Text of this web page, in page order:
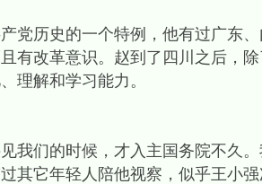
历史的一个特例，他有过广东、
有改革意识。赵到了四川之后，
理解和学习能力。
们的时候，才入主国务院不久。
其它年轻人陪他视察，似乎王小